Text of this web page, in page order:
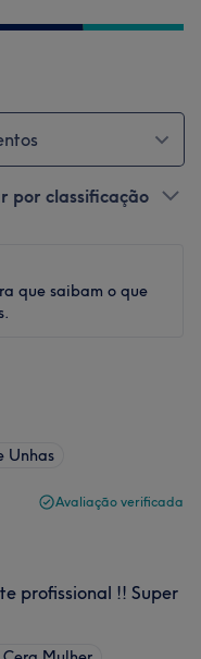
por classificação
que saibam o que
Unhas
Avaliação verificada
profissional !! Super